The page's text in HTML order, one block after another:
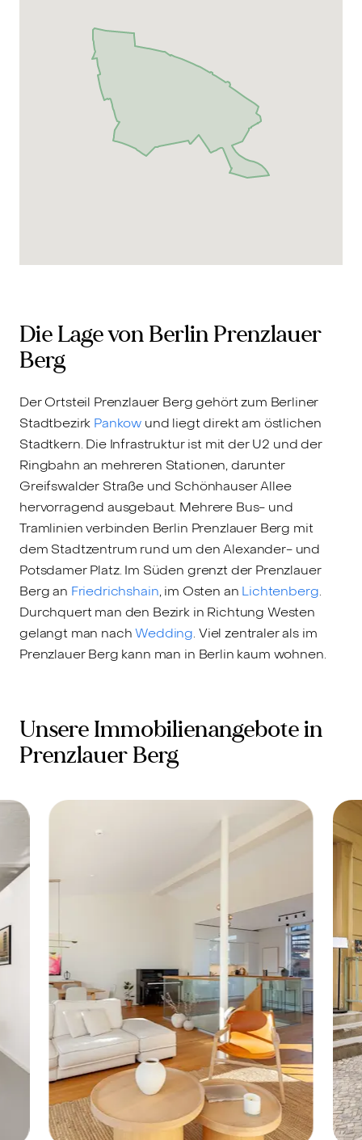
Die Lage von Berlin Prenzlauer
Berg
Der Ortsteil Prenzlauer Berg gehört zum Berliner
Stadtbezirk Pankow und liegt direkt am östlichen
Stadtkern. Die Infrastruktur ist mit der U2 und der
Ringbahn an mehreren Stationen, darunter
Greifswalder Straße und Schönhauser Allee
hervorragend ausgebaut. Mehrere Bus- und
Tramlinien verbinden Berlin Prenzlauer Berg mit
dem Stadtzentrum rund um den Alexander- und
Potsdamer Platz. Im Süden grenzt der Prenzlauer
Berg an Friedrichshain, im Osten an Lichtenberg.
Durchquert man den Bezirk in Richtung Westen
gelangt man nachWedding. Viel zentraler als im
Prenzlauer Berg kann man in Berlin kaum wohnen.
Unsere Immobilienangebote in
Prenzlauer Berg